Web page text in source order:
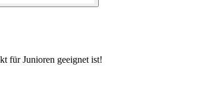
für Junioren geeignet ist!